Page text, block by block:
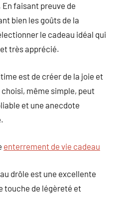
faisant preuve de
bien les goûts de la
le cadeau idéal qui
très apprécié.
est de créer de la joie et
même simple, peut
et une anecdote
enterrement de vie cadeau
drôle est une excellente
touche de légèreté et